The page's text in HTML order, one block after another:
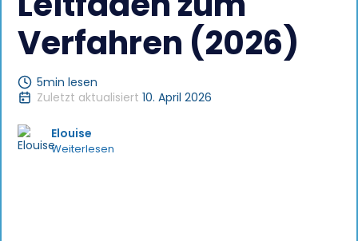
Verfahren (2026)
5min lesen
Zuletzt aktualisiert 10. April 2026
Elouise
Weiterlesen